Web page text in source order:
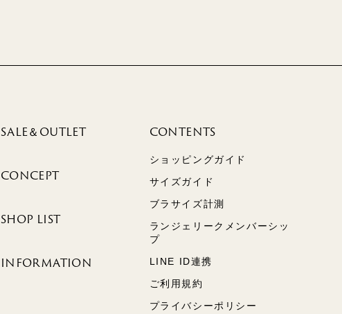
SALE＆OUTLET
CONCEPT
SHOP LIST
INFORMATION
CONTENTS
ショッピングガイド
サイズガイド
ブラサイズ計測
ランジェリークメンバーシッ
プ
LINE ID連携
ご利用規約
プライバシーポリシー